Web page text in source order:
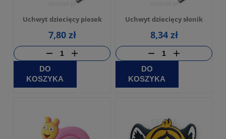
Uchwyt dziecięcy piesek
7,80 zł
DO
KOSZYKA
Uchwyt dziecięcy słonik
8,34 zł
DO
KOSZYKA